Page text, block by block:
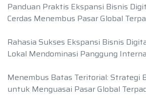
Panduan Praktis Ekspansi Bisnis
Cerdas Menembus Pasar Global
Rahasia Sukses Ekspansi Bisnis
Lokal Mendominasi Panggung
Menembus Batas Teritorial: Strategi
untuk Menguasai Pasar Global